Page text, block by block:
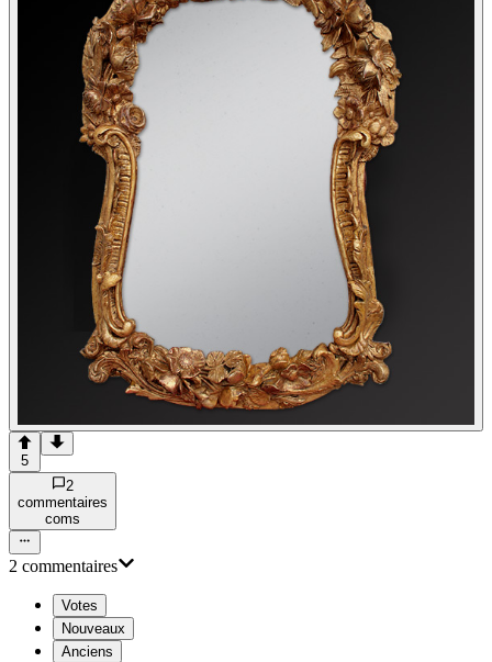
5
2
commentaires
coms
2 commentaires
Votes
Nouveaux
Anciens